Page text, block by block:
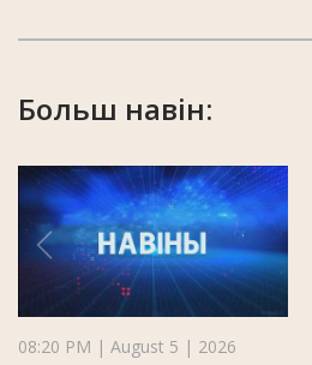
Больш навін:
08:20 PM | August 5 | 2026